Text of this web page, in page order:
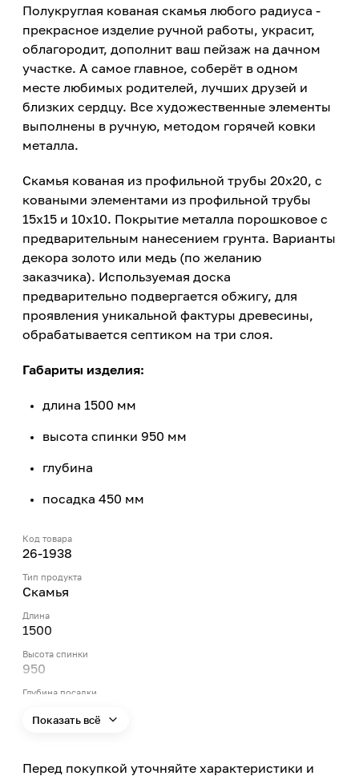
Полукруглая кованая скамья любого радиуса -
прекрасное изделие ручной работы, украсит,
облагородит, дополнит ваш пейзаж на дачном
участке. А самое главное, соберёт в одном
месте любимых родителей, лучших друзей и
близких сердцу. Все художественные элементы
выполнены в ручную, методом горячей ковки
металла.
Скамья кованая из профильной трубы 20х20, с
коваными элементами из профильной трубы
15х15 и 10х10. Покрытие металла порошковое с
предварительным нанесением грунта. Варианты
декора золото или медь (по желанию
заказчика). Используемая доска
предварительно подвергается обжигу, для
проявления уникальной фактуры древесины,
обрабатывается септиком на три слоя.
Габариты изделия:
длина 1500 мм
высота спинки 950 мм
глубина
посадка 450 мм
Код товара
26-1938
Тип продукта
Скамья
Длина
1500
Высота спинки
950
Глубина посадки
Дерево
Показать всё
Перед покупкой уточняйте характеристики и